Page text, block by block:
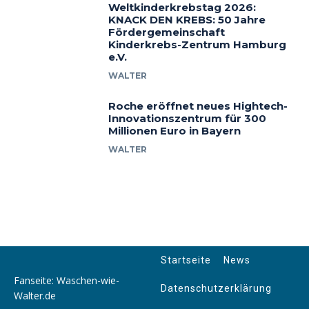
Weltkinderkrebstag 2026:
KNACK DEN KREBS: 50 Jahre
Fördergemeinschaft
Kinderkrebs-Zentrum Hamburg
e.V.
WALTER
Roche eröffnet neues Hightech-
Innovationszentrum für 300
Millionen Euro in Bayern
WALTER
Fanseite: Waschen-wie-
Walter.de
Startseite News
Datenschutzerklärung